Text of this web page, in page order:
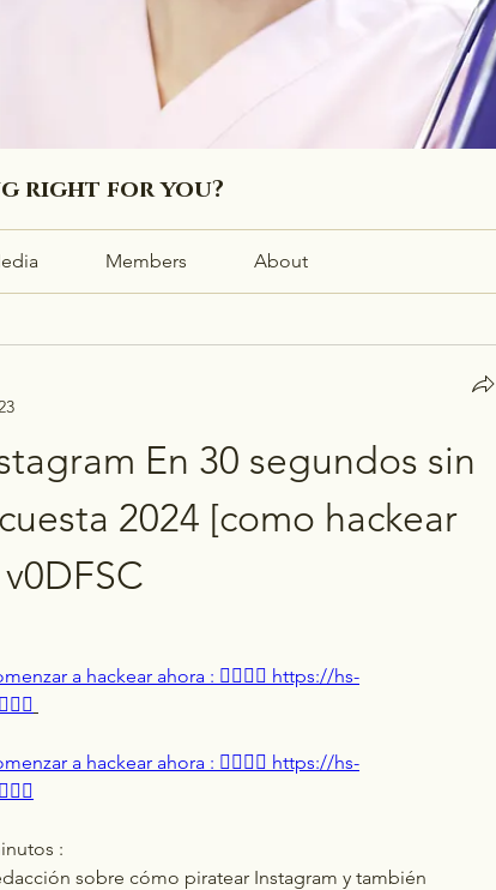
right for you?
Members About
En 30 segundos sin
2024 [como hackear
a hackear ahora : 👉🏻👉🏻 https://hs-
a hackear ahora : 👉🏻👉🏻 https://hs-
:
sobre cómo piratear Instagram y también